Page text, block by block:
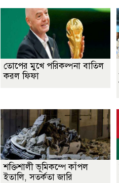
তোপের মুখে পরিকল্পনা বাতিল
করল ফিফা
শক্তিশালী ভূমিকম্পে কাঁপল
ইতালি, সতর্কতা জারি